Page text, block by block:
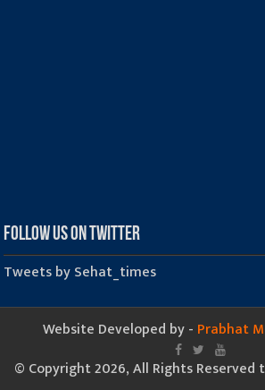
Follow us on Twitter
Tweets by Sehat_times
Website Developed by - Prabhat
© Copyright 2026, All Rights Reserved